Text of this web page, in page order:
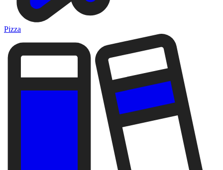
Pizza